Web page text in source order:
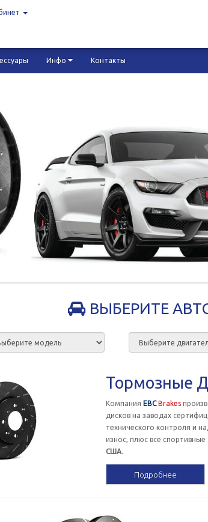
Инфо Контакты
ВЫБЕРИТЕ
Тормозные
Компания EBC Brakes
дисков на заводах
технического контроля и
износ, плюс все
США.
Подробнее